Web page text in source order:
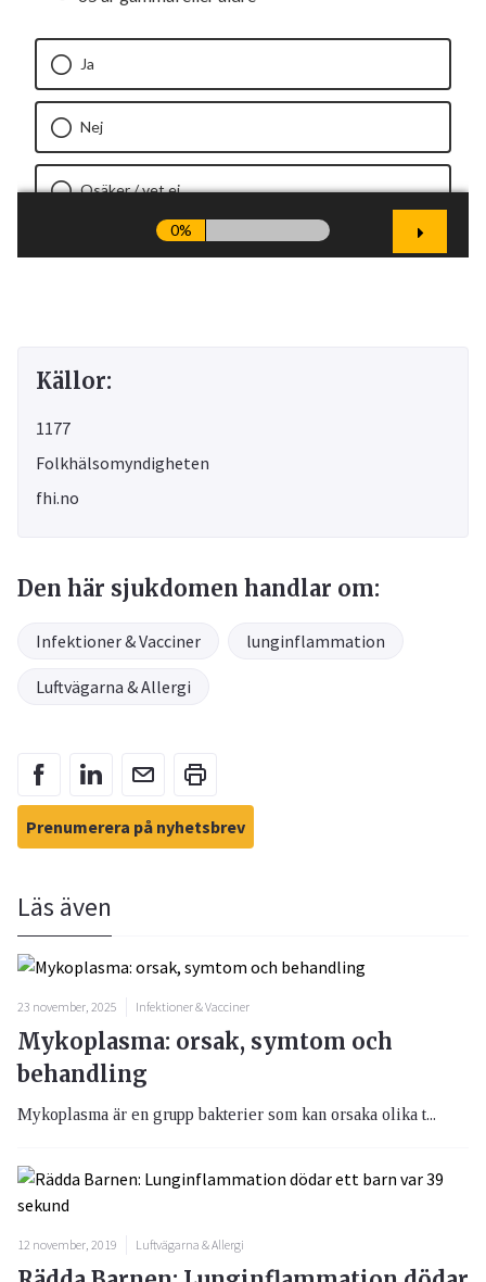
Källor:
1177
Folkhälsomyndigheten
fhi.no
Den här sjukdomen handlar om:
Infektioner & Vacciner lunginflammation
Luftvägarna & Allergi
Prenumerera på nyhetsbrev
Läs även
23 november, 2025 Infektioner & Vacciner
Mykoplasma: orsak, symtom och
behandling
Mykoplasma är en grupp bakterier som kan orsaka olika t...
12 november, 2019 Luftvägarna & Allergi